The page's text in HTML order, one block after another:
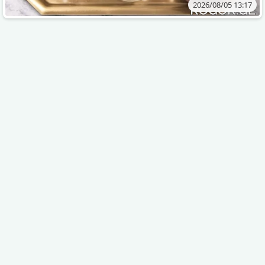
2026/08/05 13:17